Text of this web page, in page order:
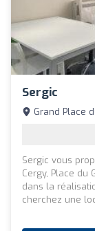
Sergic
Grand Place
Sergic vous
Cergy, Place du
dans la
cherchez une